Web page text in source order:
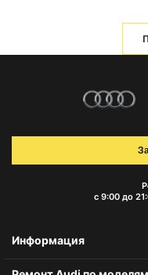
с 9:00 до
Информация